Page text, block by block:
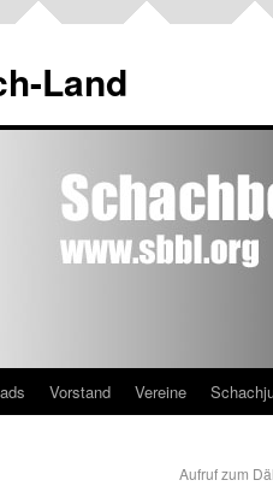
Land
Vorstand Vereine
Aufruf zum